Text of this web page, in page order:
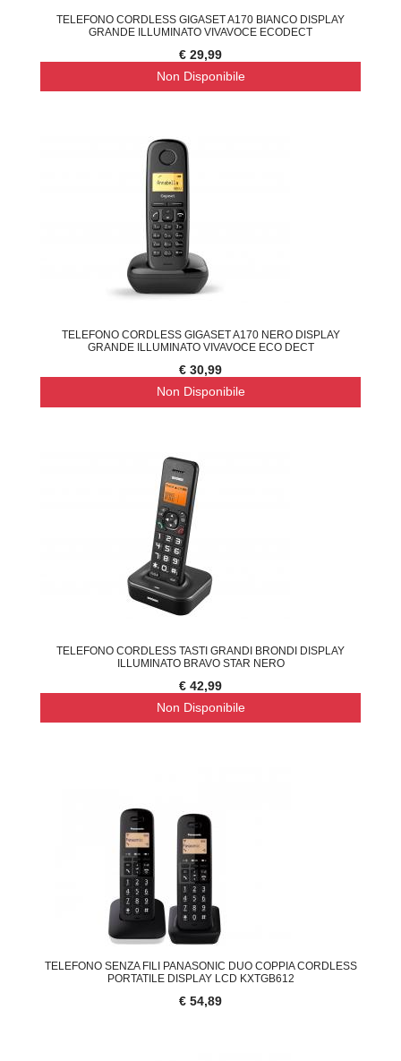
TELEFONO CORDLESS GIGASET A170 BIANCO DISPLAY
GRANDE ILLUMINATO VIVAVOCE ECODECT
€ 29,99
Non Disponibile
TELEFONO CORDLESS GIGASET A170 NERO DISPLAY
GRANDE ILLUMINATO VIVAVOCE ECO DECT
€ 30,99
Non Disponibile
TELEFONO CORDLESS TASTI GRANDI BRONDI DISPLAY
ILLUMINATO BRAVO STAR NERO
€ 42,99
Non Disponibile
TELEFONO SENZA FILI PANASONIC DUO COPPIA CORDLESS
PORTATILE DISPLAY LCD KXTGB612
€ 54,89